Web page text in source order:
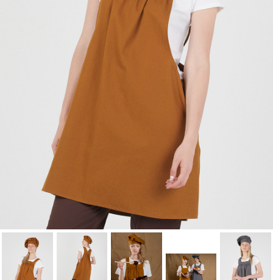
Cancelar Crear lista de Favoritos
Cancelar Iniciar sesión